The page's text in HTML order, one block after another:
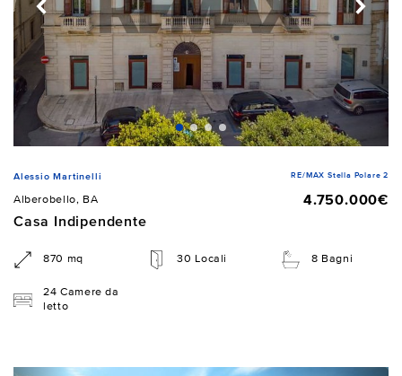
Alessio Martinelli RE/MAX Stella Polare 2
Alberobello, BA
4.750.000€
Casa Indipendente
870 mq 30 Locali 8 Bagni
24 Camere da
letto